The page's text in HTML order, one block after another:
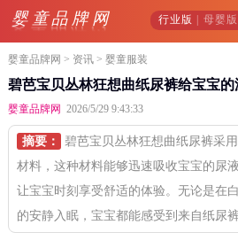
婴童品牌网 行业版 | 母婴版
婴童品牌网 > 资讯> 婴童服装
碧芭宝贝丛林狂想曲纸尿裤给宝宝的
婴童品牌网 2026/5/29 9:43:33
摘要：
碧芭宝贝丛林狂想曲纸尿裤采
材料，这种材料能够迅速吸收宝宝的尿
让宝宝时刻享受舒适的体验。无论是在
的安静入眠，宝宝都能感受到来自纸尿